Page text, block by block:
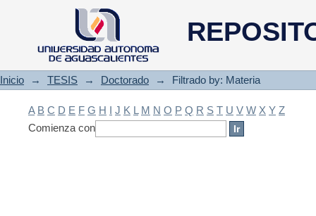
Filtrado by: Materia
Inicio → TESIS → Doctorado → Filtrado by: Materia
A B C D E F G H I J K L M N O P Q R S T U V W X Y Z
Comienza con